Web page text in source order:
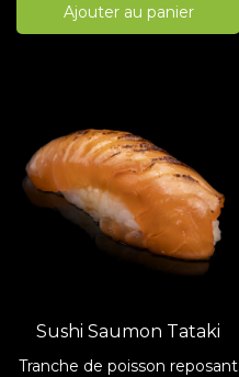
Ajouter au panier
Sushi Saumon Tataki
Tranche de poisson reposant